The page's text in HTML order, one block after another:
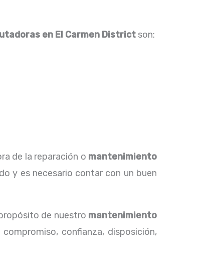
en El Carmen District son:
de la reparación o mantenimiento
y es necesario contar con un buen
de nuestro mantenimiento
confianza, disposición,